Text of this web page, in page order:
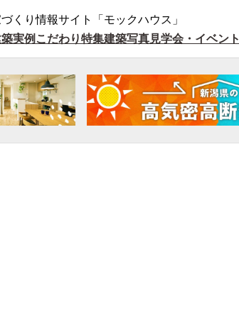
くり情報サイト「モックハウス」
実例 こだわり特集建築写真見学会・イベント